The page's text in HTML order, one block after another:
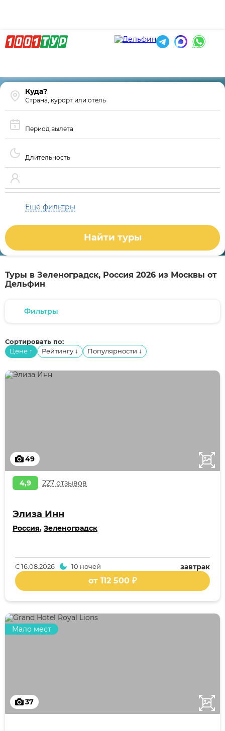
Страна, курорт или отель
Период вылета
Длительность
Ещё фильтры
Найти туры
Туры в Зеленоградск, Россия 2026 из Москвы от
Дельфин
Фильтры
Сортировать по:
Цене ↑ Рейтингу ↓ Популярности ↓
49
4,9 227 отзывов
Элиза Инн
Россия, Зеленоградск
завтрак
С16.08.2026 10 ночей
от 112 500 ₽
37
Мало мест